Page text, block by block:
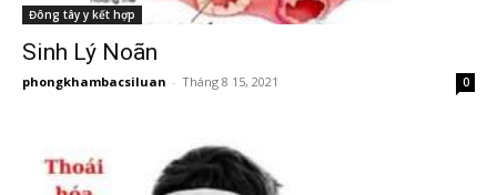
Đông tây y kết hợp
Sinh Lý Noãn
phongkhambacsiluan - Tháng 8 15, 2021 0